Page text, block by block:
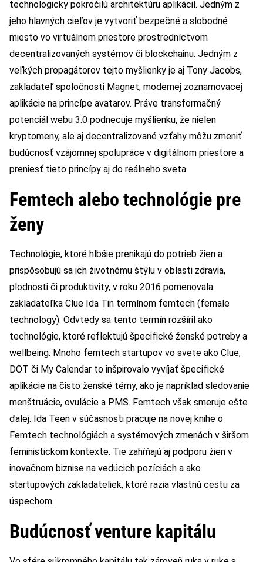
technologicky pokročilú architektúru aplikácií. Jedným z
jeho hlavných cieľov je vytvoriť bezpečné a slobodné
miesto vo virtuálnom priestore prostredníctvom
decentralizovaných systémov či blockchainu. Jedným z
veľkých propagátorov tejto myšlienky je aj Tony Jacobs,
zakladateľ spoločnosti Magnet, modernej zoznamovacej
aplikácie na princípe avatarov. Práve transformačný
potenciál webu 3.0 podnecuje myšlienku, že nielen
kryptomeny, ale aj decentralizované vzťahy môžu zmeniť
budúcnosť vzájomnej spolupráce v digitálnom priestore a
preniesť tieto princípy aj do reálneho sveta.
Femtech alebo technológie pre
ženy
Technológie, ktoré hlbšie prenikajú do potrieb žien a
prispôsobujú sa ich životnému štýlu v oblasti zdravia,
plodnosti či produktivity, v roku 2016 pomenovala
zakladateľka Clue Ida Tin termínom femtech (female
technology). Odvtedy sa tento termín rozšíril ako
technológie, ktoré reflektujú špecifické ženské potreby a
wellbeing. Mnoho femtech startupov vo svete ako Clue,
DOT či My Calendar to inšpirovalo vyvíjať špecifické
aplikácie na čisto ženské témy, ako je napríklad sledovanie
menštruácie, ovulácie a PMS. Femtech však smeruje ešte
ďalej. Ida Teen v súčasnosti pracuje na novej knihe o
Femtech technológiách a systémových zmenách v širšom
feministickom kontexte. Tie zahŕňajú aj podporu žien v
inovačnom biznise na vedúcich pozíciách a ako
startupových zakladateliek, ktoré razia vlastnú cestu za
úspechom.
Budúcnosť venture kapitálu